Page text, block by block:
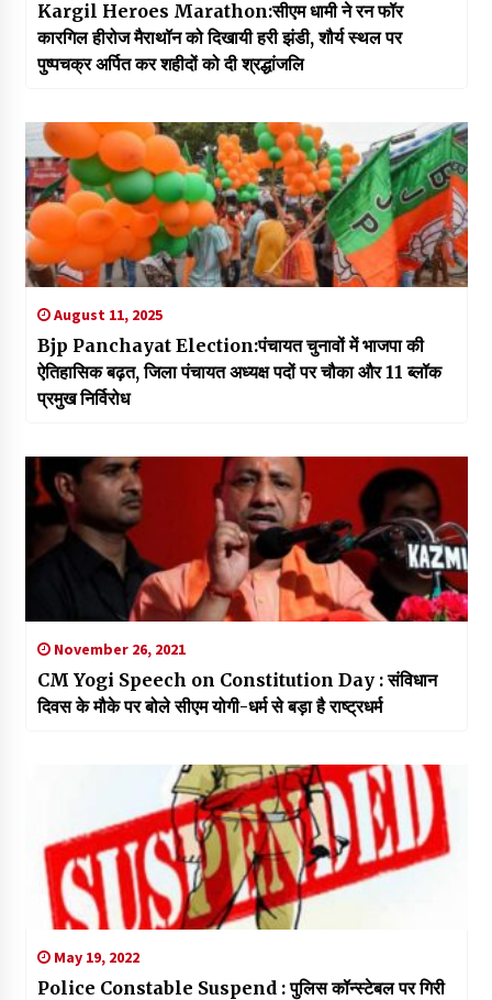
Kargil Heroes Marathon:सीएम धामी ने रन फॉर
कारगिल हीरोज मैराथॉन को दिखायी हरी झंडी, शौर्य स्थल पर
पुष्पचक्र अर्पित कर शहीदों को दी श्रद्धांजलि
August 11, 2025
Bjp Panchayat Election:पंचायत चुनावों में भाजपा की
ऐतिहासिक बढ़त, जिला पंचायत अध्यक्ष पदों पर चौका और 11 ब्लॉक
प्रमुख निर्विरोध
November 26, 2021
CM Yogi Speech on Constitution Day : संविधान
दिवस के मौके पर बोले सीएम योगी-धर्म से बड़ा है राष्ट्रधर्म
May 19, 2022
Police Constable Suspend : पुलिस कॉन्स्टेबल पर गिरी